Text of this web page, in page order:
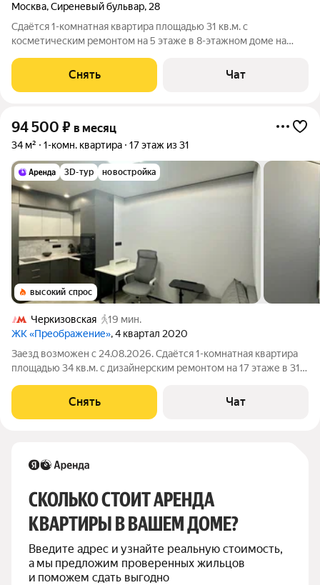
Москва,Сиреневый бульвар, 28
Сдаётся 1-комнатная квартира площадью 31 кв.м. с
косметическим ремонтом на 5 этаже в 8-этажном доме на
Микроволновка Пылесос Дом -
Снять Чат
94 500 ₽ в месяц
34 м² 1-комн. квартира 17 этаж из 31
3D-тур новостройка
высокий спрос
Черкизовская
19 мин.
ЖК «Преображение», 4 квартал 2020
Заезд возможен с 24.08.2026. Сдаётся 1-комнатная квартира
площадью 34 кв.м. с дизайнерским ремонтом на 17 этаже в 31-
Снять Чат
СКОЛЬКО СТОИТ АРЕНДА
КВАРТИРЫ В ВАШЕМ ДОМЕ?
Введите адрес и узнайте реальную стоимость,
а мы предложим проверенных жильцов
и поможем сдать выгодно